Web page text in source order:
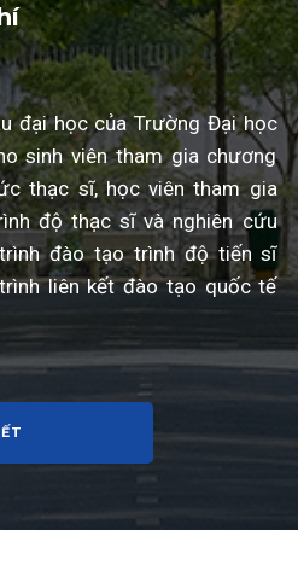
đại học của Trường Đại học
sinh viên tham gia chương
thạc sĩ, học viên tham gia
độ thạc sĩ và nghiên cứu
đào tạo trình độ tiến sĩ
liên kết đào tạo quốc tế